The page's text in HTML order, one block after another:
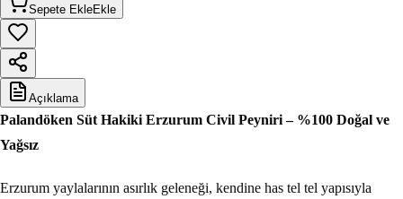
Sepete EkleEkle
Açıklama
Palandöken Süt Hakiki Erzurum Civil Peyniri – %100 Doğal ve
Yağsız
Erzurum yaylalarının asırlık geleneği, kendine has tel tel yapısıyla